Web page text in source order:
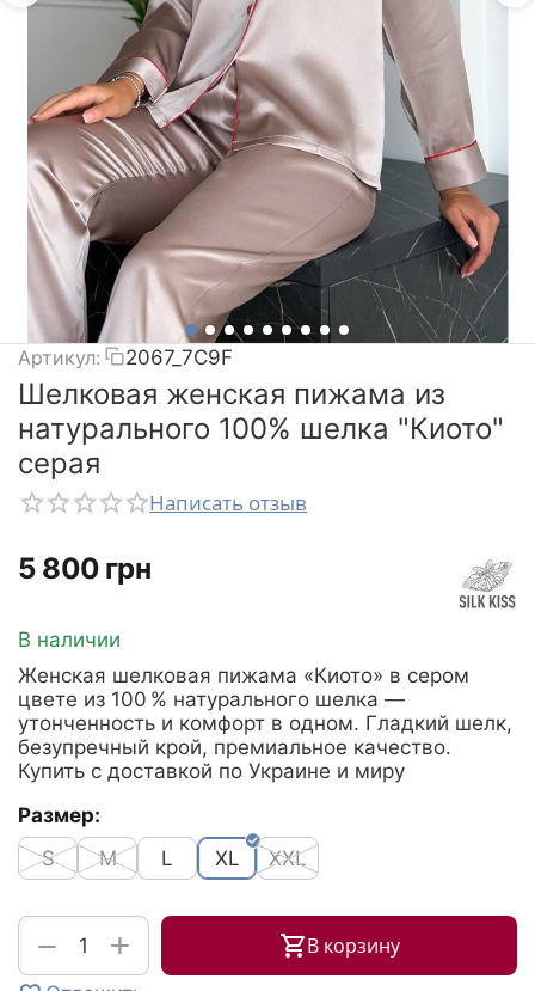
Артикул: 2067_7C9F
Шелковая женская пижама из
натурального 100% шелка "Киото"
серая
Написать отзыв
‍5 800‍ грн
В наличии
Женская шелковая пижама «Киото» в сером
цвете из 100 % натурального шелка —
утонченность и комфорт в одном. Гладкий шелк,
безупречный крой, премиальное качество.
Купить с доставкой по Украине и миру
Размер:
S
M L XL XXL
+
− В корзину